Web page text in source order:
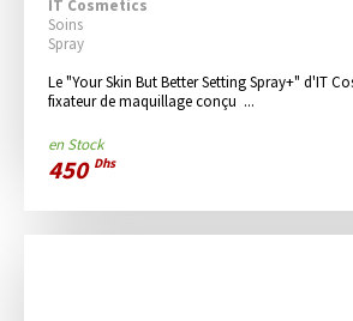
IT Cosmetics
Soins
Spray
Le "Your Skin But Better Setting Spray+" d'IT
fixateur de maquillage conçu  ...
en Stock
450 Dhs